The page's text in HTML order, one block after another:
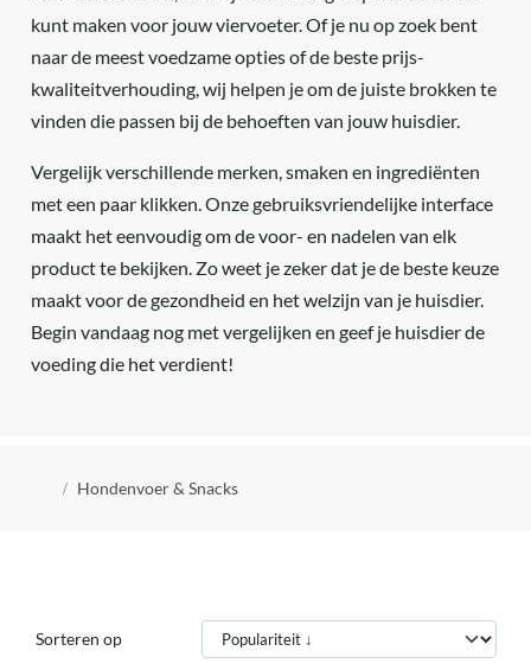
kunt maken voor jouw viervoeter. Of je nu op zoek bent
naar de meest voedzame opties of de beste prijs-
kwaliteitverhouding, wij helpen je om de juiste brokken te
vinden die passen bij de behoeften van jouw huisdier.
Vergelijk verschillende merken, smaken en ingrediënten
met een paar klikken. Onze gebruiksvriendelijke interface
maakt het eenvoudig om de voor- en nadelen van elk
product te bekijken. Zo weet je zeker dat je de beste keuze
maakt voor de gezondheid en het welzijn van je huisdier.
Begin vandaag nog met vergelijken en geef je huisdier de
voeding die het verdient!
Kruimelpad
Hondenvoer & Snacks
Sorteren op